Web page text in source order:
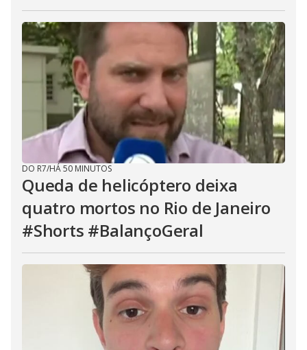
DO R7/HÁ 50 MINUTOS
Queda de helicóptero deixa
quatro mortos no Rio de Janeiro
#Shorts #BalançoGeral